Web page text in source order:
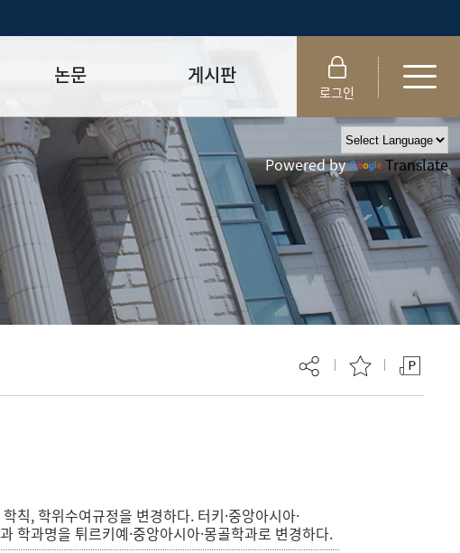
논문
학위논문제출 절차/자격
논문작성법 및 템플릿
양식함
논문지도_
학위논문제안심사
연구윤리교육 이수 안내
연구윤리위원회 규정
연구윤리 지침서
게시판
공지사항
자료실
FAQ
취업·모집 관련 공지
특강·프로그램 관련 공지
대학원생권리장전
대학원 총학생회
외국인 유학생 비자(VISA)
로그인
Powered by Translate
메뉴추가
칙, 학위수여규정을 변경하다. 터키·중앙아시아·
학과명을 튀르키예·중앙아시아·몽골학과로 변경하다.